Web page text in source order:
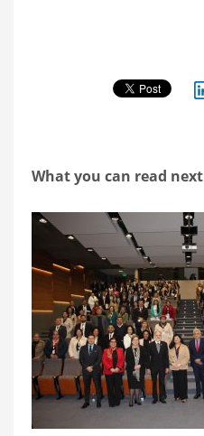
What you can read next